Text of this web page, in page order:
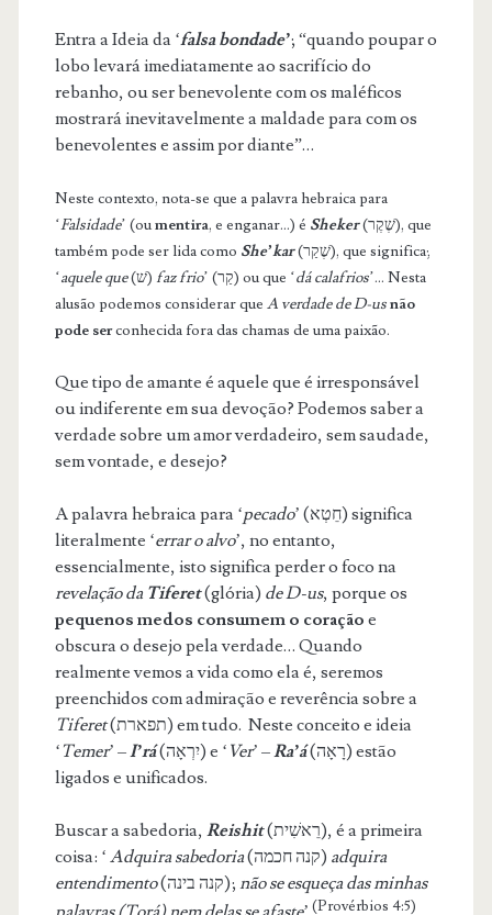
Entra a Ideia da ‘falsa bondade’; “quando poupar o
lobo levará imediatamente ao sacrifício do
rebanho, ou ser benevolente com os maléficos
mostrará inevitavelmente a maldade para com os
benevolentes e assim por diante”…
Neste contexto, nota-se que a palavra hebraica para
‘Falsidade’ (oumentira, e enganar…) é Sheker(שֶׁקֶר), que
também pode ser lida como She’kar(שֶׁקַר), que significa;
‘aquele que (שׁ) faz frio ’ (קַר) ou que ‘dá calafrios’… Nesta
alusão podemos considerar que A verdade de D-usnão
pode serconhecida fora das chamas de uma paixão.
Que tipo de amante é aquele que é irresponsável
ou indiferente em sua devoção? Podemos saber a
verdade sobre um amor verdadeiro, sem saudade,
sem vontade, e desejo?
A palavra hebraica para ‘pecado’ (חֵטְא) significa
literalmente ‘errar o alvo’, no entanto,
essencialmente, isto significa perder o foco na
revelação da Tiferet(glória) de D-us, porque os
pequenos medos consumem o coração e
obscura o desejo pela verdade… Quando
realmente vemos a vida como ela é, seremos
preenchidos com admiração e reverência sobre a
Tiferet(תפארת) em tudo. Neste conceito e ideia
‘ Temer’ –I’rá (יִרְאָה) e ‘ Ver’ –Ra’á(רָאָה) estão
ligados e unificados.
Buscar a sabedoria, Reishit(רֵאשִׁית), é a primeira
coisa: ‘ Adquira sabedoria (קנה חכמה) adquira
entendimento
(קנה בינה); não se esqueça das minhas
(Provérbios 4:5)